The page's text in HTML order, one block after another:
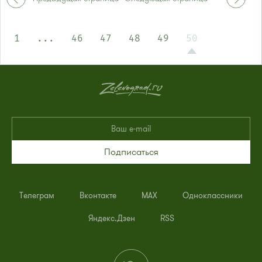
Автобусы № 1, 3, 8, 11, 19, 29, 32.
Маршрутка № 408м, 419м, 476м
1 ... 46 47 48 49 50
Подписаться
Телеграм Вконтакте MAX Одноклассники
Яндекс.Дзен RSS